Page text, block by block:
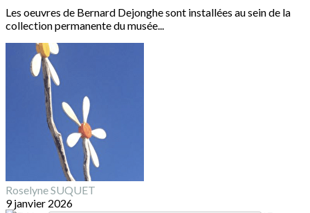
Les oeuvres de Bernard Dejonghe sont installées au sein de la
collection permanente du musée...
Roselyne SUQUET
9 janvier 2026